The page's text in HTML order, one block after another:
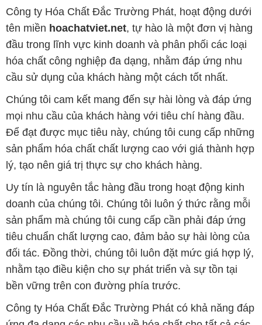
Công ty Hóa Chất Đắc Trường Phát, hoạt động dưới
tên miền hoachatviet.net, tự hào là một đơn vị hàng
đầu trong lĩnh vực kinh doanh và phân phối các loại
hóa chất công nghiệp đa dạng, nhằm đáp ứng nhu
cầu sử dụng của khách hàng một cách tốt nhất.
Chúng tôi cam kết mang đến sự hài lòng và đáp ứng
mọi nhu cầu của khách hàng với tiêu chí hàng đầu.
Để đạt được mục tiêu này, chúng tôi cung cấp những
sản phẩm hóa chất chất lượng cao với giá thành hợp
lý, tạo nên giá trị thực sự cho khách hàng.
Uy tín là nguyên tắc hàng đầu trong hoạt động kinh
doanh của chúng tôi. Chúng tôi luôn ý thức rằng mỗi
sản phẩm mà chúng tôi cung cấp cần phải đáp ứng
tiêu chuẩn chất lượng cao, đảm bảo sự hài lòng của
đối tác. Đồng thời, chúng tôi luôn đặt mức giá hợp lý,
nhằm tạo điều kiện cho sự phát triển và sự tồn tại
bền vững trên con đường phía trước.
Công ty Hóa Chất Đắc Trường Phát có khả năng đáp